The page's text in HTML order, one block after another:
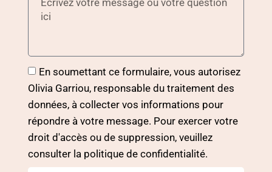
En soumettant ce formulaire, vous autorisez
Olivia Garriou, responsable du traitement des
données, à collecter vos informations pour
répondre à votre message. Pour exercer votre
droit d'accès ou de suppression, veuillez
consulter la politique de confidentialité.